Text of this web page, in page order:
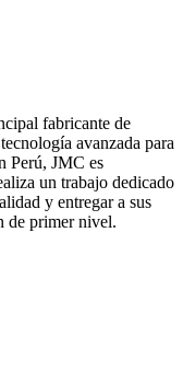
fabricante de
avanzada para
Perú, JMC es
un trabajo dedicado
y entregar a sus
de primer nivel.